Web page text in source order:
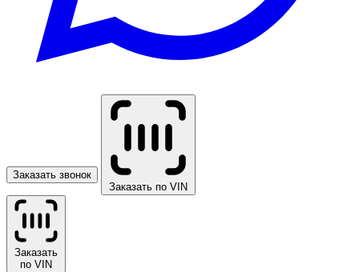
Заказать звонок
Заказать по VIN
Заказать
по VIN